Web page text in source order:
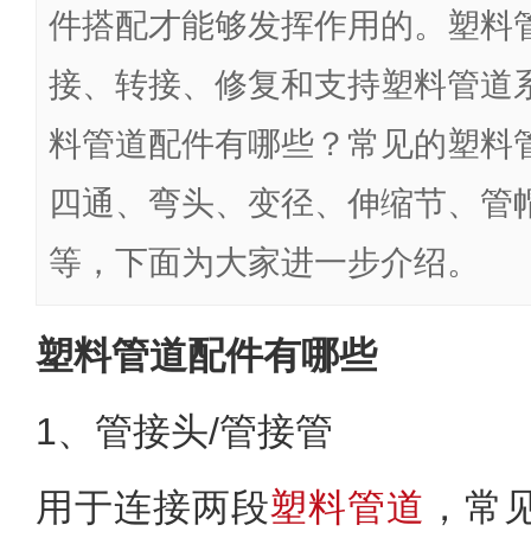
件搭配才能够发挥作用的。塑料
接、转接、修复和支持塑料管道
料管道配件有哪些？常见的塑料
四通、弯头、变径、伸缩节、管
等，下面为大家进一步介绍。
塑料管道配件有哪些
1、管接头/管接管
用于连接两段塑料管道 ，常